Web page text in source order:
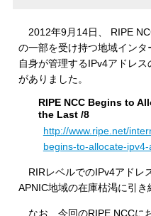
2012年9月14日、 RIPE
の一部を受け持つ地域インタ
自身が管理するIPv4アドレ
がありました。
RIPE NCC Begins to
the Last /8
http://www.ripe.net/
begins-to-allocate-
RIRレベルでのIPv4アドレ
APNIC地域の在庫枯渇に引き
なお、今回のRIPE NCCに